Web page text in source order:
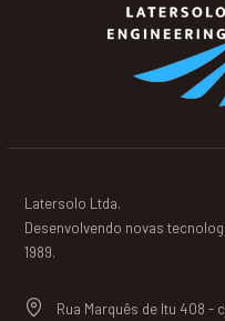
Latersolo Ltda.
Desenvolvendo novas
1989.
Rua Marquês de Itu 408 -